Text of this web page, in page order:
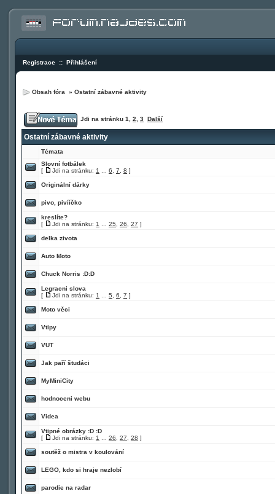
Registrace :: Přihlášení
Obsah fóra » Ostatní zábavné aktivity
Jdi na stránku 1 2 3 Další
Ostatní zábavné aktivity
Témata
Slovní fotbálek
[
Jdi na stránku: 1 6 7 8 ]
Originální dárky
pivo, pivííčko
kreslíte?
[
Jdi na stránku: 1 25 26 27 ]
delka zivota
Auto Moto
Chuck Norris :D:D
Legracni slova
[
Jdi na stránku: 1 5 6 7 ]
Moto věci
Vtipy
VUT
Jak paří študáci
MyMiniCity
hodnoceni webu
Videa
Vtipné obrázky :D :D
[
Jdi na stránku: 1 26 27 28 ]
soutěž o mistra v koulování
LEGO, kdo si hraje nezlobí
parodie na radar